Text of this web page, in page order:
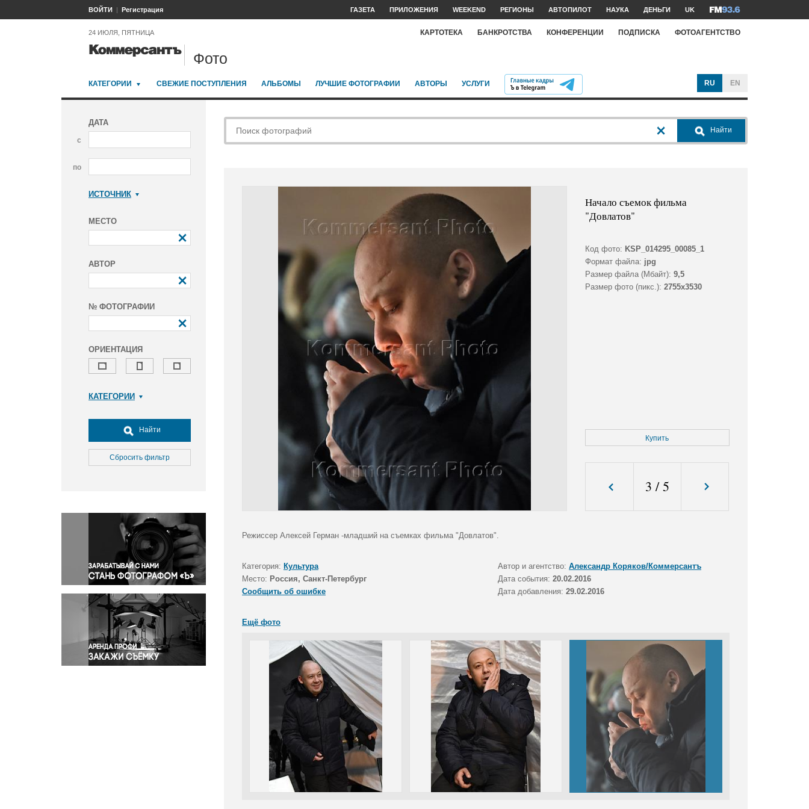
ВОЙТИ Регистрация ГАЗЕТА ПРИЛОЖЕНИЯ WEEKEND РЕГИОНЫ АВТОПИЛОТ НАУКА ДЕНЬГИ UK
24 ИЮЛЯ, ПЯТНИЦА КАРТОТЕКА БАНКРОТСТВА КОНФЕРЕНЦИИ ПОДПИСКА ФОТОАГЕНТСТВО
Фото
КАТЕГОРИИ СВЕЖИЕ ПОСТУПЛЕНИЯ АЛЬБОМЫ ЛУЧШИЕ ФОТОГРАФИИ АВТОРЫ УСЛУГИ RU EN
ДАТА
с
по
ИСТОЧНИК
МЕСТО
АВТОР
№ ФОТОГРАФИИ
ОРИЕНТАЦИЯ
КАТЕГОРИИ
Досуг, туризм и отдых
Культура
Медицина
Окружающая среда
Политика
Правосудие
Происшествия и конфликты
Религия
Светская жизнь
Спорт
Экология
Экономика и бизнес
Найти
Сбросить фильтр
Найти
Начало съемок фильма
"Довлатов"
Код фото: KSP_014295_00085_1
Формат файла: jpg
Размер файла (Мбайт): 9,5
Размер фото (пикс.): 2755x3530
Купить
3 /5
Режиссер Алексей Герман -младший на съемках фильма "Довлатов".
Категория: Культура Автор и агентство: Александр Коряков/Коммерсантъ
Место: Россия, Санкт-Петербург Дата события: 20.02.2016
Сообщить об ошибке
Дата добавления: 29.02.2016
Ещё фото